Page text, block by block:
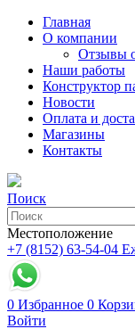
Главная
О компании
Отзывы
Наши работы
Конструктор
Новости
Оплата и
Магазины
Контакты
Поиск
Местоположение
+7 (8152) 63-54-04
0 Избранное 0
Войти